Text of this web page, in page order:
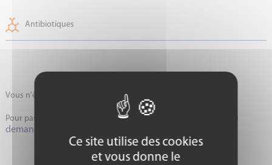
Ce site utilise des cookies
et vous donne le
Antibiotiques
Vous n'êtes pas connecté...
Pour passer commande, connectez-vous à votre espace client ou
demandez la création de votre compte